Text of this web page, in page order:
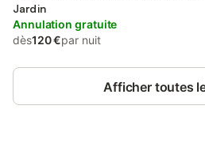
Jardin
Annulation gratuite
dès120 €par nuit
Afficher toutes